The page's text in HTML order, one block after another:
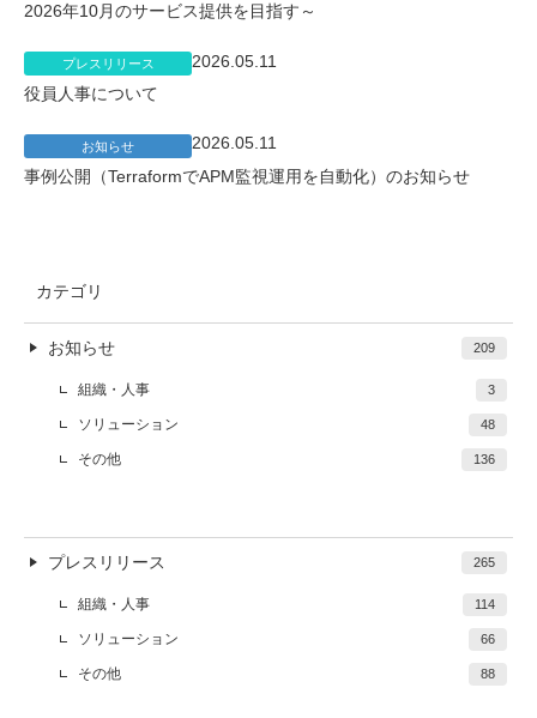
2026年10月のサービス提供を目指す～
プレスリリース
2026.05.11
役員人事について
お知らせ
2026.05.11
事例公開（TerraformでAPM監視運用を自動化）のお知らせ
カテゴリ
お知らせ 209
組織・人事 3
ソリューション 48
その他 136
プレスリリース 265
組織・人事 114
ソリューション 66
その他 88